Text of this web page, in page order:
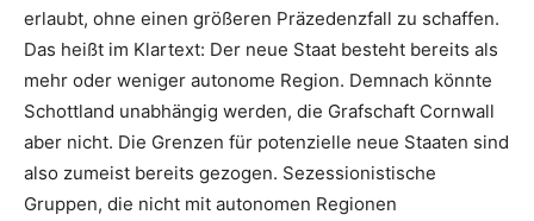
erlaubt, ohne einen größeren Präzedenzfall zu schaffen.
Das heißt im Klartext: Der neue Staat besteht bereits als
mehr oder weniger autonome Region. Demnach könnte
Schottland unabhängig werden, die Grafschaft Cornwall
aber nicht. Die Grenzen für potenzielle neue Staaten sind
also zumeist bereits gezogen. Sezessionistische
Gruppen, die nicht mit autonomen Regionen